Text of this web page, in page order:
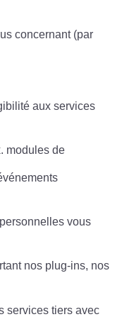
concernant (par
aux services
modules de
vous
nos plug-ins, nos
services tiers avec